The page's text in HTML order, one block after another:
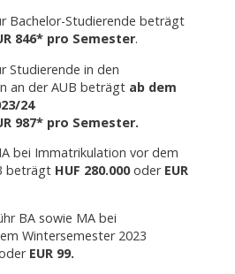
Bachelor-Studierende beträgt
846* pro Semester.
Studierende in den
an der AUB beträgt ab dem
24
987* pro Semester.
bei Immatrikulation vor dem
beträgt HUF 280.000oder EUR
BA sowie MA bei
Wintersemester 2023
EUR 99.